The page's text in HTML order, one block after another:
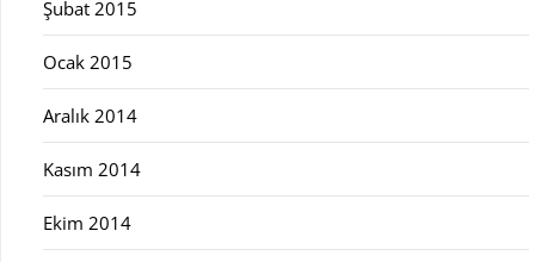
Şubat 2015
Ocak 2015
Aralık 2014
Kasım 2014
Ekim 2014